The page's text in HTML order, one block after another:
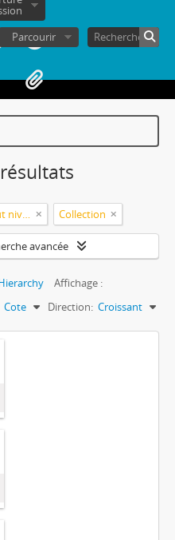
Parcourir
Seulement les descriptions de haut niveau Collection
avancée
Affichage :
Cote Direction: Croissant